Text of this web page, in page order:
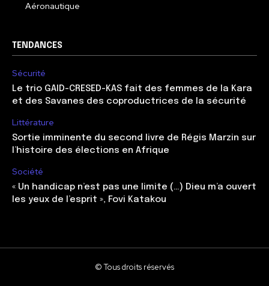
Aéronautique
TENDANCES
Sécurité
Le trio GAID-CRESED-KAS fait des femmes de la Kara
et des Savanes des coproductrices de la sécurité
Littérature
Sortie imminente du second livre de Régis Marzin sur
l’histoire des élections en Afrique
Société
« Un handicap n’est pas une limite (…) Dieu m’a ouvert
les yeux de l’esprit », Fovi Katakou
© Tous droits réservés